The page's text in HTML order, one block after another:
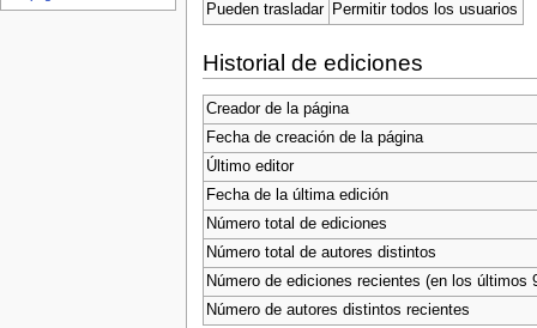
Pueden trasladar
Permitir todos los usuarios
Historial de ediciones
Creador de la página
Fecha de creación de la página
Último editor
Fecha de la última edición
Número total de ediciones
Número total de autores distintos
Número de ediciones recientes (en los últimos
Número de autores distintos recientes